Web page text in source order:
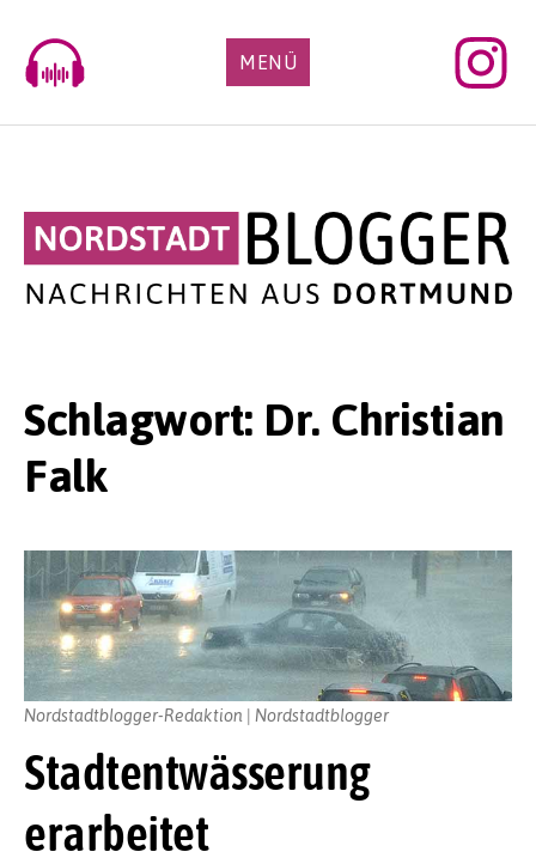
content
MENÜ
Schlagwort: Dr. Christian
Falk
Stadtentwässerung
erarbeitet
Nordstadtblogger-Redaktion | Nordstadtblogger